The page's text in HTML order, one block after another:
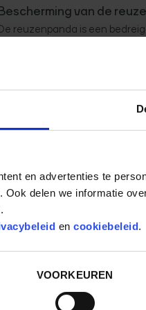
en advertenties te
Ook delen we informatie
en cookiebeleid.
VOORKEUREN
van de
reuzenpanda is een
reuzenpanda’s naar Rhenen
worden gedaan om de
wordt besteed aan
het verhaal van Marcel